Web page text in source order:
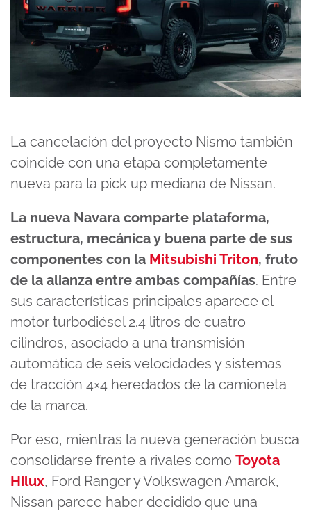
La cancelación del proyecto Nismo también
coincide con una etapa completamente
nueva para la pick up mediana de Nissan.
La nueva Navara comparte plataforma,
estructura, mecánica y buena parte de sus
componentes con la Mitsubishi Triton, fruto
de la alianza entre ambas compañías. Entre
sus características principales aparece el
motor turbodiésel 2.4 litros de cuatro
cilindros, asociado a una transmisión
automática de seis velocidades y sistemas
de tracción 4×4 heredados de la camioneta
de la marca.
Por eso, mientras la nueva generación busca
consolidarse frente a rivales como Toyota
Hilux, Ford Ranger y Volkswagen Amarok,
Nissan parece haber decidido que una